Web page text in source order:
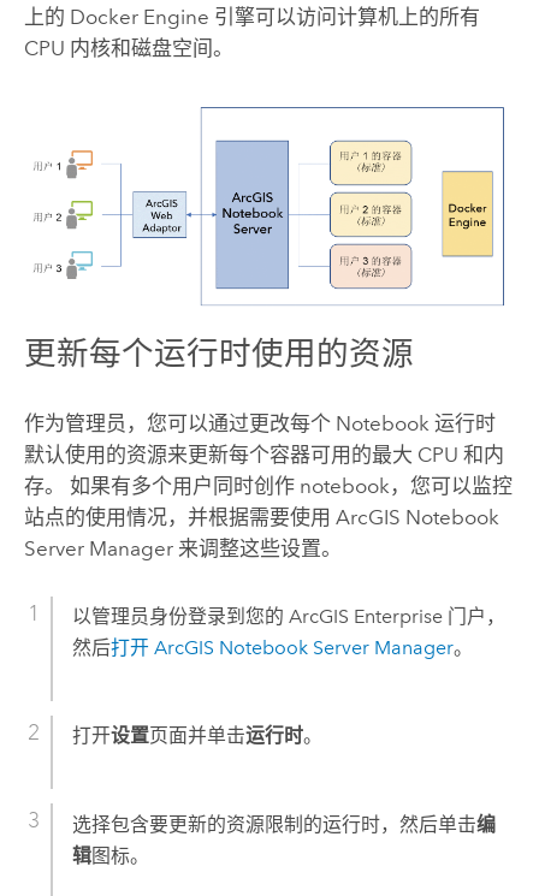
上的 Docker Engine 引擎可以访问计算机上的所有
CPU 内核和磁盘空间。
更新每个运行时使用的资源
作为管理员，您可以通过更改每个 Notebook 运行时
默认使用的资源来更新每个容器可用的最大 CPU 和内
存。 如果有多个用户同时创作 notebook，您可以监控
站点的使用情况，并根据需要使用 ArcGIS Notebook
ServerManager 来调整这些设置。
以管理员身份登录到您的 ArcGIS Enterprise门户，
然后打开 ArcGIS Notebook ServerManager。
打开设置页面并单击运行时。
选择包含要更新的资源限制的运行时，然后单击编
辑图标。